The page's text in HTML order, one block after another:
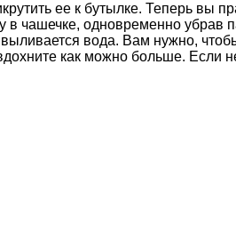
ее к бутылке. Теперь вы
в чашечке, одновременно
вода. Вам нужно,
как можно больше. Если